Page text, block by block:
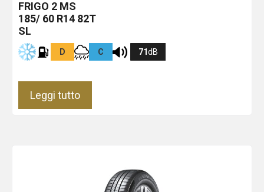
FRIGO 2 MS
185/ 60 R14 82T
SL
D C 71dB
Leggi tutto